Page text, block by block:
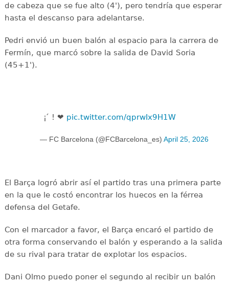
de cabeza que se fue alto (4'), pero tendría que esperar
hasta el descanso para adelantarse.
Pedri envió un buen balón al espacio para la carrera de
Fermín, que marcó sobre la salida de David Soria
(45+1').
¡ ́ ! ❤️ pic.twitter.com/qprwIx9H1W
— FC Barcelona (@FCBarcelona_es) April 25, 2026
El Barça logró abrir así el partido tras una primera parte
en la que le costó encontrar los huecos en la férrea
defensa del Getafe.
Con el marcador a favor, el Barça encaró el partido de
otra forma conservando el balón y esperando a la salida
de su rival para tratar de explotar los espacios.
Dani Olmo puedo poner el segundo al recibir un balón